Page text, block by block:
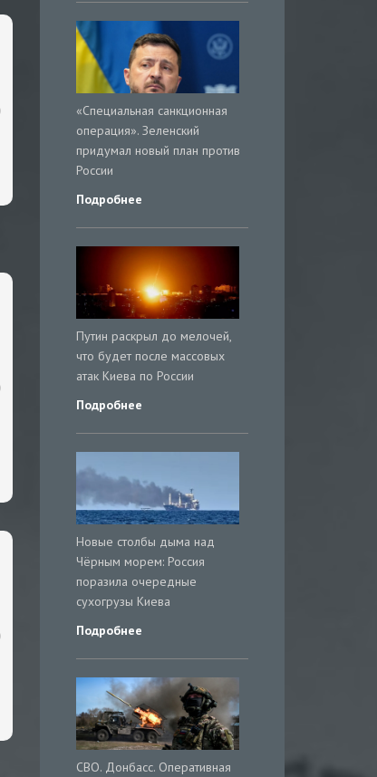
«Специальная санкционная
операция». Зеленский
придумал новый план против
России
Подробнее
Путин раскрыл до мелочей,
что будет после массовых
атак Киева по России
Подробнее
Новые столбы дыма над
Чёрным морем: Россия
поразила очередные
сухогрузы Киева
Подробнее
СВО. Донбасс. Оперативная